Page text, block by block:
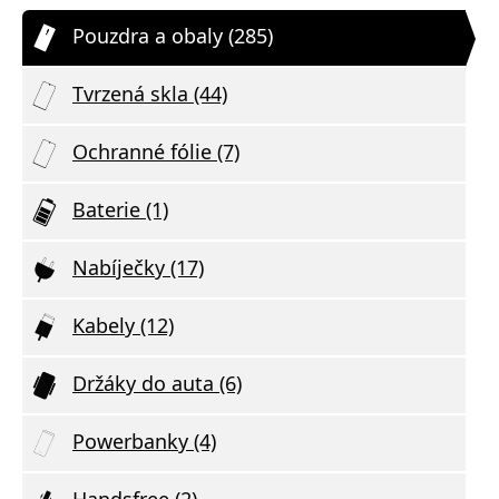
Pouzdra a obaly (285)
Tvrzená skla (44)
Ochranné fólie (7)
Baterie (1)
Nabíječky (17)
Kabely (12)
Držáky do auta (6)
Powerbanky (4)